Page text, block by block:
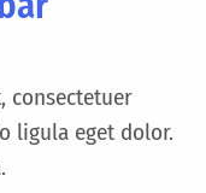
consectetuer
ligula eget dolor.